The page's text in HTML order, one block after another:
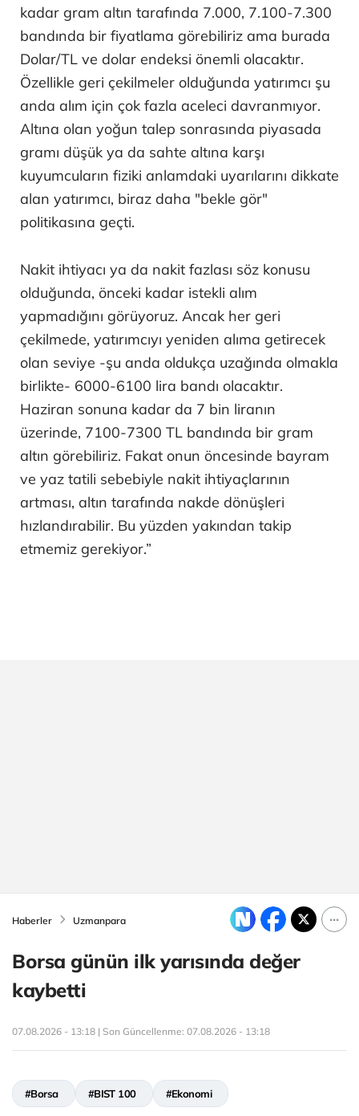
kadar gram altın tarafında 7.000, 7.100-7.300
bandında bir fiyatlama görebiliriz ama burada
Dolar/TL ve dolar endeksi önemli olacaktır.
Özellikle geri çekilmeler olduğunda yatırımcı şu
anda alım için çok fazla aceleci davranmıyor.
Altına olan yoğun talep sonrasında piyasada
gramı düşük ya da sahte altına karşı
kuyumcuların fiziki anlamdaki uyarılarını dikkate
alan yatırımcı, biraz daha "bekle gör"
politikasına geçti.
Nakit ihtiyacı ya da nakit fazlası söz konusu
olduğunda, önceki kadar istekli alım
yapmadığını görüyoruz. Ancak her geri
çekilmede, yatırımcıyı yeniden alıma getirecek
olan seviye -şu anda oldukça uzağında olmakla
birlikte- 6000-6100 lira bandı olacaktır.
Haziran sonuna kadar da 7 bin liranın
üzerinde, 7100-7300 TL bandında bir gram
altın görebiliriz. Fakat onun öncesinde bayram
ve yaz tatili sebebiyle nakit ihtiyaçlarının
artması, altın tarafında nakde dönüşleri
hızlandırabilir. Bu yüzden yakından takip
etmemiz gerekiyor.”
Haberler Uzmanpara
Borsa günün ilk yarısında değer
kaybetti
07.08.2026 - 13:18 | Son Güncellenme: 07.08.2026 - 13:18
#Borsa #BIST 100 #Ekonomi